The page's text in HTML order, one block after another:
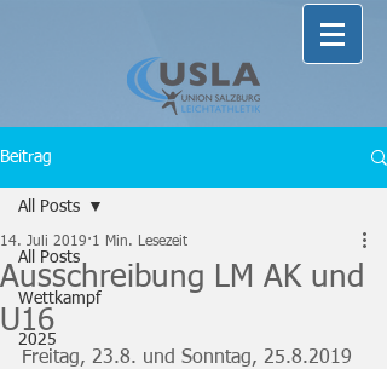
Beitrag
All Posts
Wettkampf
2025
All Posts
Ausschreibung LM AK und
U16
14. Juli 2019 1 Min. Lesezeit
Freitag, 23.8. und Sonntag, 25.8.2019